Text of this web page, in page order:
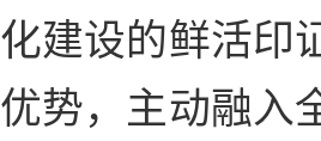
化建设的鲜活印
优势，主动融入